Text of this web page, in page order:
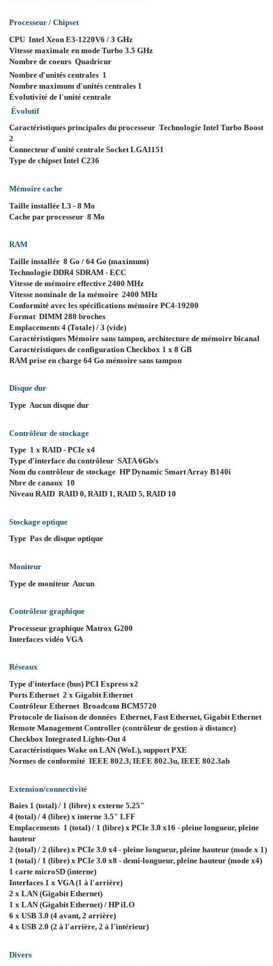
Processeur / Chipset
CPU Intel Xeon E3-1220V6 / 3 GHz
Vitesse maximale en mode Turbo 3.5 GHz
Nombre de coeurs Quadricur
Nombre d'unités centrales 1
Nombre maximum d'unités centrales 1
Évolutivité de l'unité centrale
Évolutif
Caractéristiques principales du processeur Technologie Intel Turbo Boost
2
Connecteur d'unité centrale Socket LGA1151
Type de chipset Intel C236
Mémoire cache
Taille installée L3 - 8 Mo
Cache par processeur 8 Mo
RAM
Taille installée 8 Go / 64 Go (maximum)
Technologie DDR4 SDRAM - ECC
Vitesse de mémoire effective 2400 MHz
Vitesse nominale de la mémoire 2400 MHz
Conformité avec les spécifications mémoire PC4-19200
Format DIMM 288 broches
Emplacements 4 (Totale) / 3 (vide)
Caractéristiques Mémoire sans tampon, architecture de mémoire bicanal
Caractéristiques de configuration Checkbox 1 x 8 GB
RAM prise en charge 64 Go mémoire sans tampon
Disque dur
Type Aucun disque dur
Contrôleur de stockage
Type 1 x RAID - PCIe x4
Type d'interface du contrôleur SATA 6Gb/s
Nom du contrôleur de stockage HP Dynamic Smart Array B140i
Nbre de canaux 10
Niveau RAID RAID 0, RAID 1, RAID 5, RAID 10
Stockage optique
Type Pas de disque optique
Moniteur
Type de moniteur Aucun
Contrôleur graphique
Processeur graphique Matrox G200
Interfaces vidéo VGA
Réseaux
Type d'interface (bus) PCI Express x2
Ports Ethernet 2 x Gigabit Ethernet
Contrôleur Ethernet Broadcom BCM5720
Protocole de liaison de données Ethernet, Fast Ethernet, Gigabit Ethernet
Remote Management Controller (contrôleur de gestion à distance)
Checkbox Integrated Lights-Out 4
Caractéristiques Wake on LAN (WoL), support PXE
Normes de conformité IEEE 802.3, IEEE 802.3u, IEEE 802.3ab
Extension/connectivité
Baies 1 (total) / 1 (libre) x externe 5.25"
4 (total) / 4 (libre) x interne 3.5" LFF
Emplacements 1 (total) / 1 (libre) x PCIe 3.0 x16 - pleine longueur, pleine
hauteur
2 (total) / 2 (libre) x PCIe 3.0 x4 - pleine longueur, pleine hauteur (mode x 1)
1 (total) / 1 (libre) x PCIe 3.0 x8 - demi-longueur, pleine hauteur (mode x4)
1 carte microSD (interne)
Interfaces 1 x VGA (1 à l'arrière)
2 x LAN (Gigabit Ethernet)
1 x LAN (Gigabit Ethernet) / HP iLO
6 x USB 3.0 (4 avant, 2 arrière)
4 x USB 2.0 (2 à l'arrière, 2 à l'intérieur)
Divers